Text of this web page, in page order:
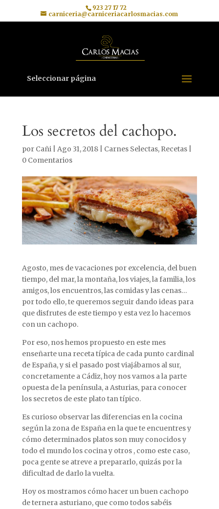
923 27 17 72
carniceria@carniceriacarlosmacias.com
Seleccionar página
Los secretos del cachopo.
por Cañi| Ago 31, 2018| Carnes Selectas, Recetas|
0 Comentarios
Agosto, mes de vacaciones por excelencia, del buen
tiempo, del mar, la montaña, los viajes, la familia, los
amigos, los encuentros, las comidas y las cenas…
por todo ello, te queremos seguir dando ideas para
que disfrutes de este tiempo y esta vez lo hacemos
con un cachopo.
Por eso, nos hemos propuesto en este mes
enseñarte una receta típica de cada punto cardinal
de España, y si el pasado post viajábamos al sur,
concretamente a Cádiz, hoy nos vamos a la parte
opuesta de la península, a Asturias, para conocer
los secretos de este plato tan típico.
Es curioso observar las diferencias en la cocina
según la zona de España en la que te encuentres y
cómo determinados platos son muy conocidos y
todo el mundo los cocina y otros , como este caso,
poca gente se atreve a prepararlo, quizás por la
dificultad de darlo la vuelta.
Hoy os mostramos cómo hacer un buen cachopo
de ternera asturiano, que como todos sabéis